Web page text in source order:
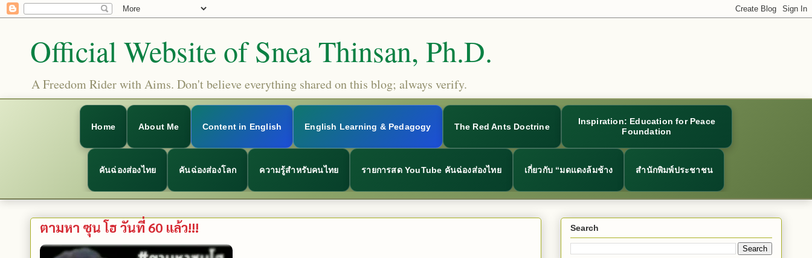
Official Website of Snea Thinsan, Ph.D.
A Freedom Rider with Aims. Don't believe everything shared on this blog; always verify.
Home About Me Content in English English Learning & Pedagogy The Red Ants Doctrine
Inspiration: Education for Peace
Foundation
คันฉ่องส่องไทย คันฉ่องส่องโลก ความรู้สำหรับคนไทย รายการสด YouTube คันฉ่องส่องไทย เกี่ยวกับ “มดแดงล้มช้าง สำนักพิมพ์ประชาชน
ตามหา ซุน โฮ วันที่ 60 แล้ว!!! Search